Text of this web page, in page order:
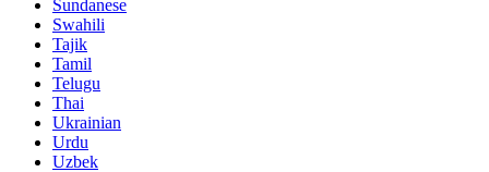
Sundanese
Swahili
Tajik
Tamil
Telugu
Thai
Ukrainian
Urdu
Uzbek